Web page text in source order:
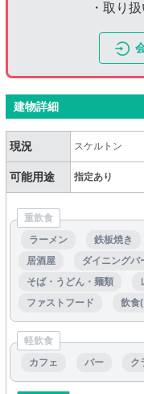
・取り
建物詳細
現況 スケルトン
可能用途 指定あり
重飲食
ラーメン
鉄板焼き
居酒屋
ダイニングバ
そば・うどん・麺類
ファストフード
飲食
軽飲食
カフェ
バー ク